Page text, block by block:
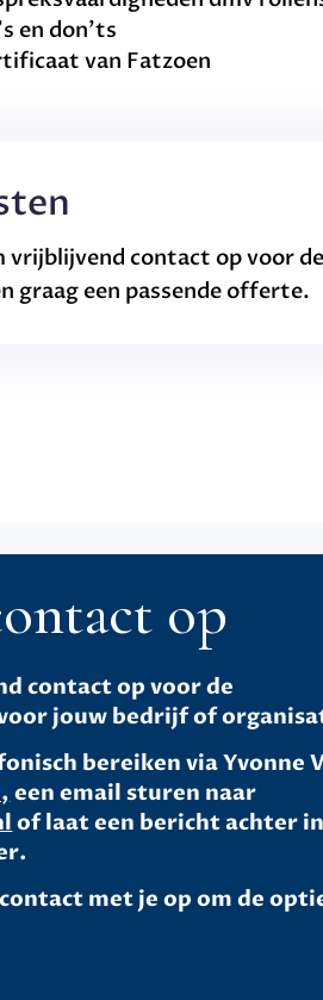
en don’ts
van Fatzoen
vrijblijvend contact op voor
graag een passende offerte.
op
contact op voor de
jouw bedrijf of
bereiken via Yvonne
een email sturen naar
of laat een bericht achter
met je op om de